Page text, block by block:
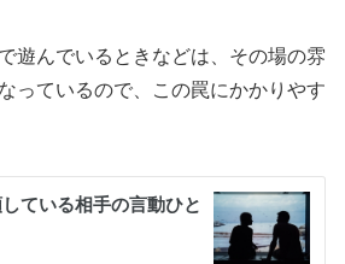
遊んでいるときなどは、その場の雰
っているので、この罠にかかりやす